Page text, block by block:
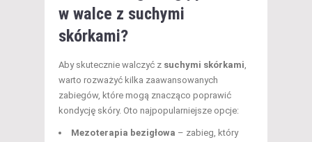
w walce z suchymi
skórkami?
Aby skutecznie walczyć z suchymi skórkami,
warto rozważyć kilka zaawansowanych
zabiegów, które mogą znacząco poprawić
kondycję skóry. Oto najpopularniejsze opcje:
Mezoterapia bezigłowa – zabieg, który